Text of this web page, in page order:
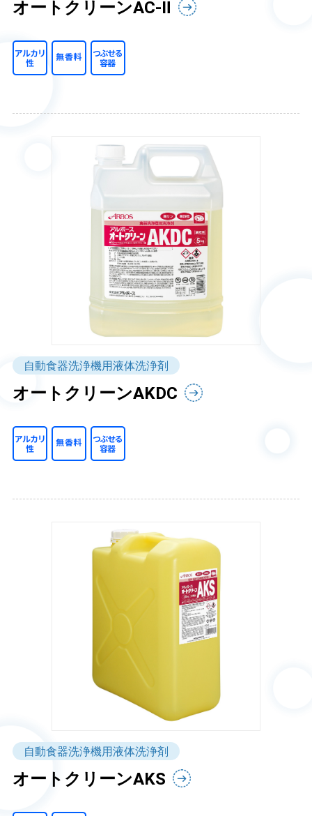
オートクリーンAC-Ⅱ
自動食器洗浄機用液体洗浄剤
オートクリーンAKDC
自動食器洗浄機用液体洗浄剤
オートクリーンAKS